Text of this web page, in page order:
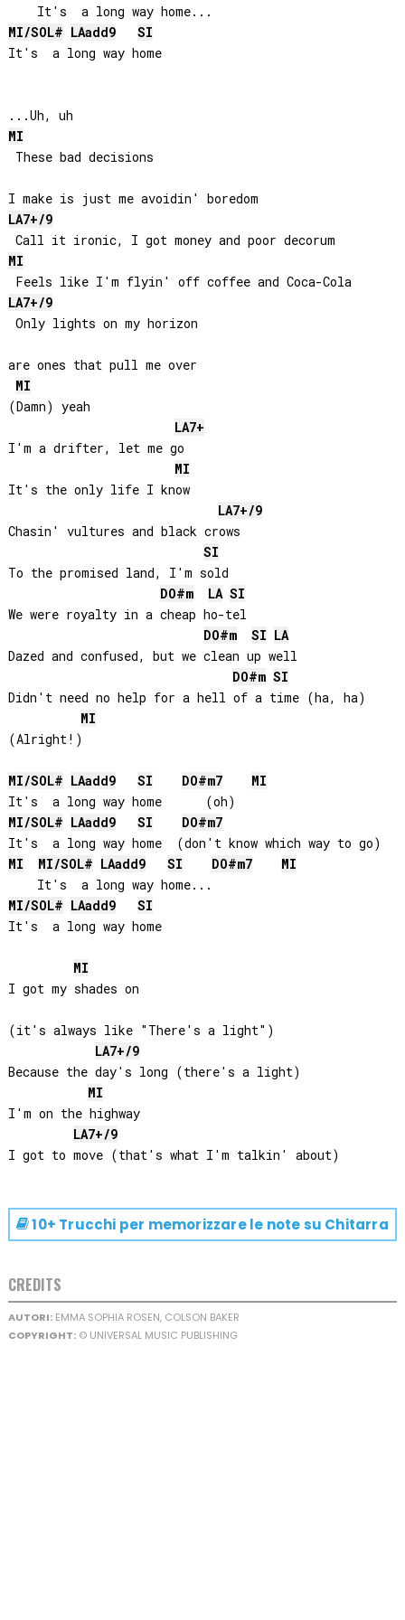
MI/SOL# LAadd9
SI
It's  a long way home
MI
These bad decisions
LA7+/9
MI
Feels like I'm flyin' off coffee and Coca-Cola
LA7+/9
Only lights on my horizon
are ones that pull me over
MI
(Damn) yeah
LA7+
I'm a drifter, let me go
MI
It's the only life I know
LA7+/9
Chasin' vultures and black crows
SI
To the promised land, I'm sold
DO#m LA SI
We were royalty in a cheap ho-tel
DO#m SI LA
Dazed and confused, but we clean up well
DO#m SI
Didn't need no help for a hell of a time (ha, ha)
MI
(Alright!)
MI/SOL# LAadd9 SI DO#m7
MI
MI/SOL# LAadd9 SI DO#m7
MI
MI/SOL# LAadd9 SI DO#m7
MI
MI/SOL# LAadd9
SI
It's  a long way home
MI
I got my shades on
(it's always like "There's a light")
LA7+/9
Because the day's long (there's a light)
MI
I'm on the highway
LA7+/9
10+ Trucchi per memorizzare le note su Chitarra
CREDITS
AUTORI:EMMA SOPHIA ROSEN, COLSON BAKER
COPYRIGHT:© UNIVERSAL MUSIC PUBLISHING